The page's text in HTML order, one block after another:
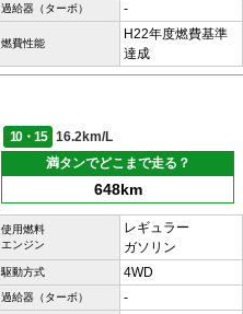
過給器（ターボ） -
燃費性能
H22年度燃費基準
達成
10・15
16.2km/L
満タンでどこまで走る？
648km
使用燃料
エンジン
レギュラー
ガソリン
駆動方式 4WD
過給器（ターボ） -